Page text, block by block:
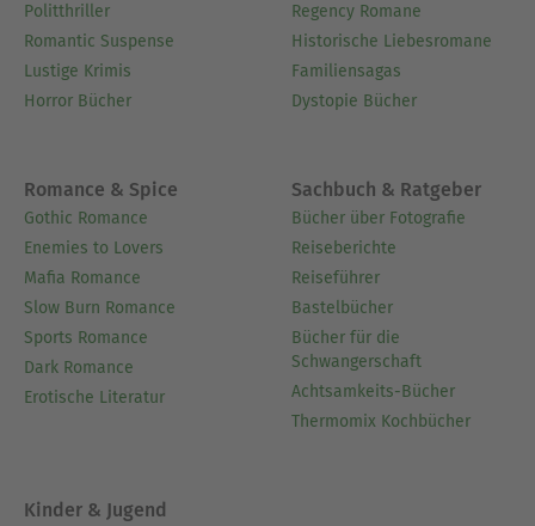
Politthriller
Romantic Suspense
Lustige Krimis
Horror Bücher
Regency Romane
Historische Liebesromane
Familiensagas
Dystopie Bücher
Romance & Spice
Gothic Romance
Enemies to Lovers
Mafia Romance
Slow Burn Romance
Sports Romance
Dark Romance
Erotische Literatur
Sachbuch & Ratgeber
Bücher über Fotografie
Reiseberichte
Reiseführer
Bastelbücher
Bücher für die
Schwangerschaft
Achtsamkeits-Bücher
Thermomix Kochbücher
Kinder & Jugend